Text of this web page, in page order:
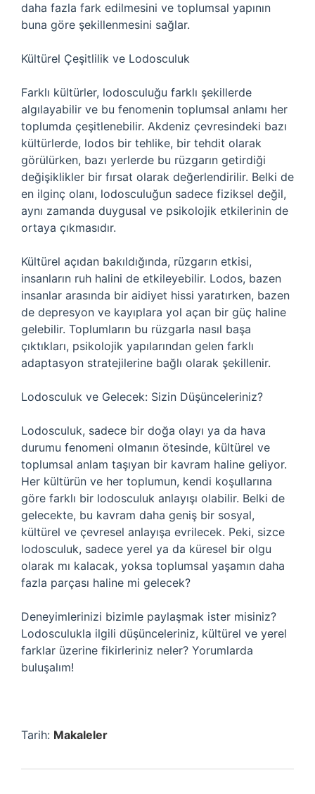
daha fazla fark edilmesini ve toplumsal yapının
buna göre şekillenmesini sağlar.
Kültürel Çeşitlilik ve Lodosculuk
Farklı kültürler, lodosculuğu farklı şekillerde
algılayabilir ve bu fenomenin toplumsal anlamı her
toplumda çeşitlenebilir. Akdeniz çevresindeki bazı
kültürlerde, lodos bir tehlike, bir tehdit olarak
görülürken, bazı yerlerde bu rüzgarın getirdiği
değişiklikler bir fırsat olarak değerlendirilir. Belki de
en ilginç olanı, lodosculuğun sadece fiziksel değil,
aynı zamanda duygusal ve psikolojik etkilerinin de
ortaya çıkmasıdır.
Kültürel açıdan bakıldığında, rüzgarın etkisi,
insanların ruh halini de etkileyebilir. Lodos, bazen
insanlar arasında bir aidiyet hissi yaratırken, bazen
de depresyon ve kayıplara yol açan bir güç haline
gelebilir. Toplumların bu rüzgarla nasıl başa
çıktıkları, psikolojik yapılarından gelen farklı
adaptasyon stratejilerine bağlı olarak şekillenir.
Lodosculuk ve Gelecek: Sizin Düşünceleriniz?
Lodosculuk, sadece bir doğa olayı ya da hava
durumu fenomeni olmanın ötesinde, kültürel ve
toplumsal anlam taşıyan bir kavram haline geliyor.
Her kültürün ve her toplumun, kendi koşullarına
göre farklı bir lodosculuk anlayışı olabilir. Belki de
gelecekte, bu kavram daha geniş bir sosyal,
kültürel ve çevresel anlayışa evrilecek. Peki, sizce
lodosculuk, sadece yerel ya da küresel bir olgu
olarak mı kalacak, yoksa toplumsal yaşamın daha
fazla parçası haline mi gelecek?
Deneyimlerinizi bizimle paylaşmak ister misiniz?
Lodosculukla ilgili düşünceleriniz, kültürel ve yerel
farklar üzerine fikirleriniz neler? Yorumlarda
buluşalım!
Tarih: Makaleler